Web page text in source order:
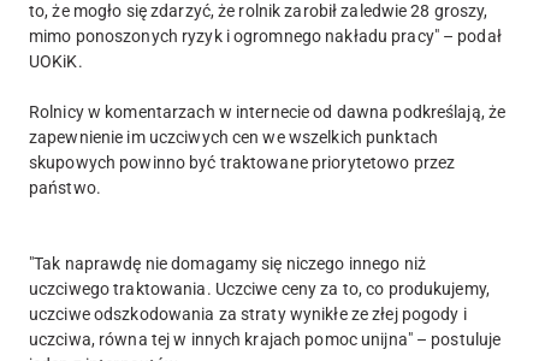
to, że mogło się zdarzyć, że rolnik zarobił zaledwie 28 groszy,
mimo ponoszonych ryzyk i ogromnego nakładu pracy" – podał
UOKiK.
Rolnicy w komentarzach w internecie od dawna podkreślają, że
zapewnienie im uczciwych cen we wszelkich punktach
skupowych powinno być traktowane priorytetowo przez
państwo.
"Tak naprawdę nie domagamy się niczego innego niż
uczciwego traktowania. Uczciwe ceny za to, co produkujemy,
uczciwe odszkodowania za straty wynikłe ze złej pogody i
uczciwa, równa tej w innych krajach pomoc unijna" – postuluje